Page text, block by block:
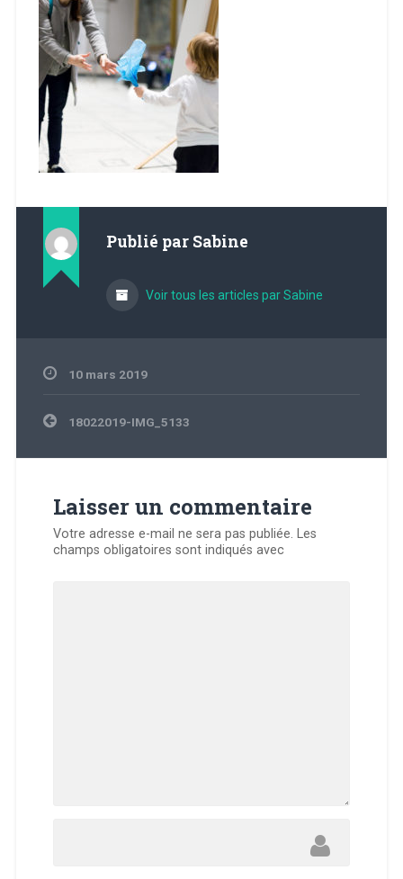
Publié par Sabine
Voir tous les articles par Sabine
10 mars 2019
Navigation
de
18022019-IMG_5133
Laisser un commentaire
Votre adresse e-mail ne sera pas publiée. Les
champs obligatoires sont indiqués avec